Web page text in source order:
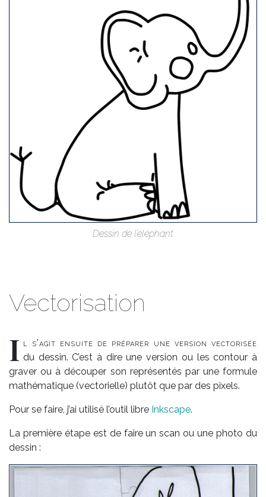
Des­sin de l’élé­phant
Vectorisation
I l s’agit en­suite de pré­pa­rer une ver­sion vec­to­ri­sée
du des­sin. C’est à dire une ver­sion ou les contour à
gra­ver ou à dé­cou­per son re­pré­sen­tés par une for­mule
ma­thé­ma­tique (vec­to­riel­le) plu­tôt que par des pixels.
Pour se fai­re, j’ai uti­li­sé l’ou­til libre Inks­cape.
La pre­mière étape est de faire un scan ou une pho­to du
des­sin :